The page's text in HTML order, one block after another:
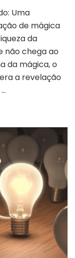
Uma
de mágica
da
não chega ao
da mágica, o
a revelação